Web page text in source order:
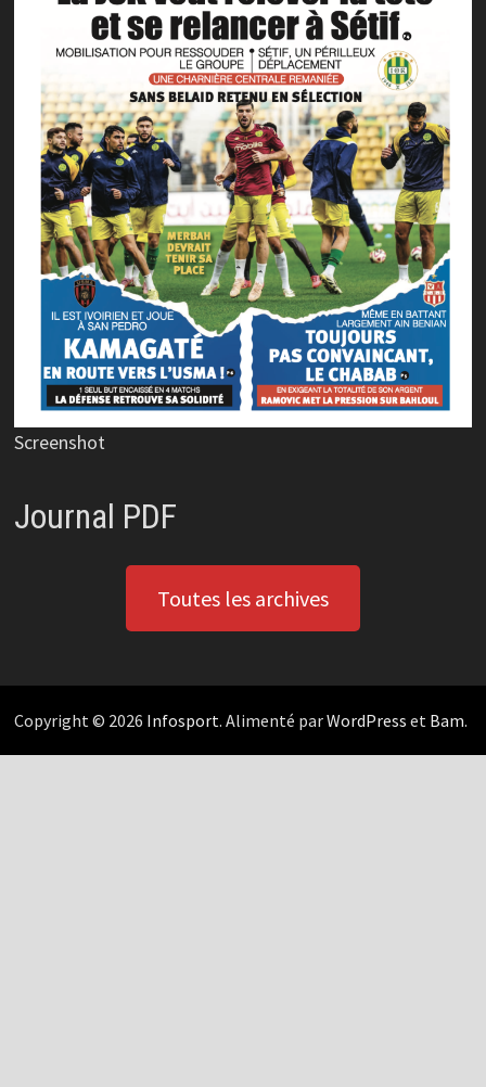
Screenshot
Journal PDF
Toutes les archives
Copyright © 2026 Infosport. Alimenté parWordPress et Bam.